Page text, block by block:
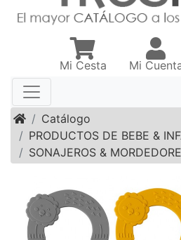
Mi Cesta Mi
InicioCatálogo
PRODUCTOS DE BEBE &
SONAJEROS &